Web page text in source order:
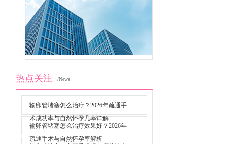
热点关注 /News
输卵管堵塞怎么治疗？2026年疏通手
术成功率与自然怀孕几率详解
输卵管堵塞怎么治疗效果好？2026年
疏通手术与自然怀孕率解析